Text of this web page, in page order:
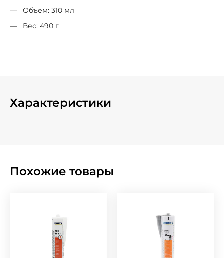
Объем: 310 мл
Вес: 490 г
Характеристики
Похожие товары